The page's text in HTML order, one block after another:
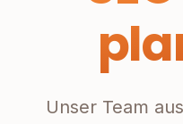
Unser Team